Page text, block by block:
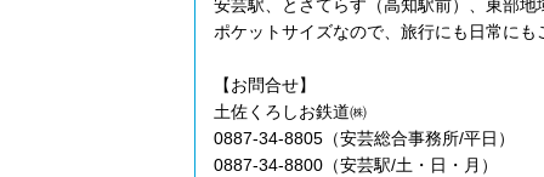
安芸駅、とさてらす（高知駅前）、東部
ポケットサイズなので、旅行にも日常にも
【お問合せ】
土佐くろしお鉄道㈱
0887-34-8805（安芸総合事務所/平日）
0887-34-8800（安芸駅/土・日・月）